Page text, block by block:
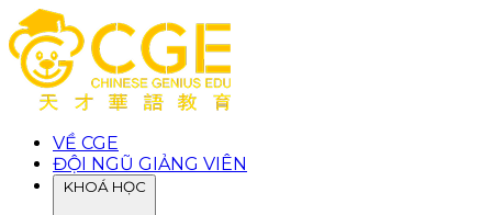
VỀ CGE
ĐỘI NGŨ GIẢNG VIÊN
KHOÁ HỌC